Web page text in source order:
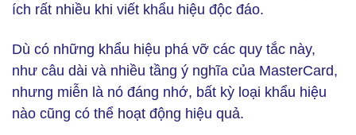
ích rất nhiều khi viết khẩu hiệu độc đáo.
Dù có những khẩu hiệu phá vỡ các quy tắc này,
như câu dài và nhiều tầng ý nghĩa của MasterCard,
nhưng miễn là nó đáng nhớ, bất kỳ loại khẩu hiệu
nào cũng có thể hoạt động hiệu quả.